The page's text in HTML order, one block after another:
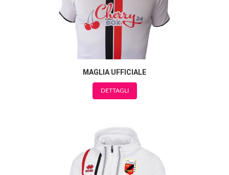
MAGLIA UFFICIALE
DETTAGLI